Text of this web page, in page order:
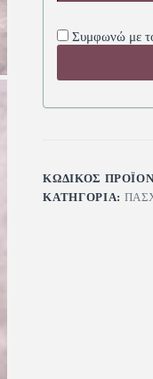
Συμφωνώ με
ΚΩΔΙΚΌΣ
ΚΑΤΗΓΟΡΊΑ: